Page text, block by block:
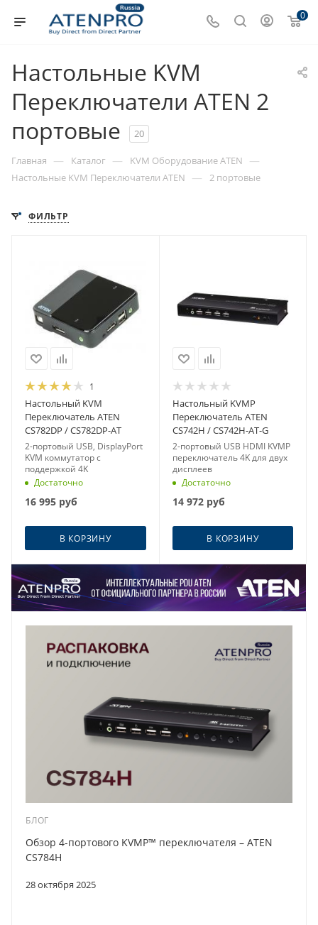
0
Настольные KVM
Переключатели ATEN 2
портовые
20
Главная — Каталог — KVM Оборудование ATEN —
Настольные KVM Переключатели ATEN — 2 портовые
ФИЛЬТР
1
Настольный KVM
Переключатель ATEN
CS782DP / CS782DP-AT
2-портовый USB, DisplayPort
KVM коммутатор с
поддержкой 4K
Достаточно
16 995 руб
В КОРЗИНУ
Настольный KVMP
Переключатель ATEN
CS742H / CS742H-AT-G
2-портовый USB HDMI KVMP
переключатель 4K для двух
дисплеев
Достаточно
14 972руб
В КОРЗИНУ
БЛОГ
28 октября 2025
Обзор 4-портового KVMP™ переключателя – ATEN
CS784H